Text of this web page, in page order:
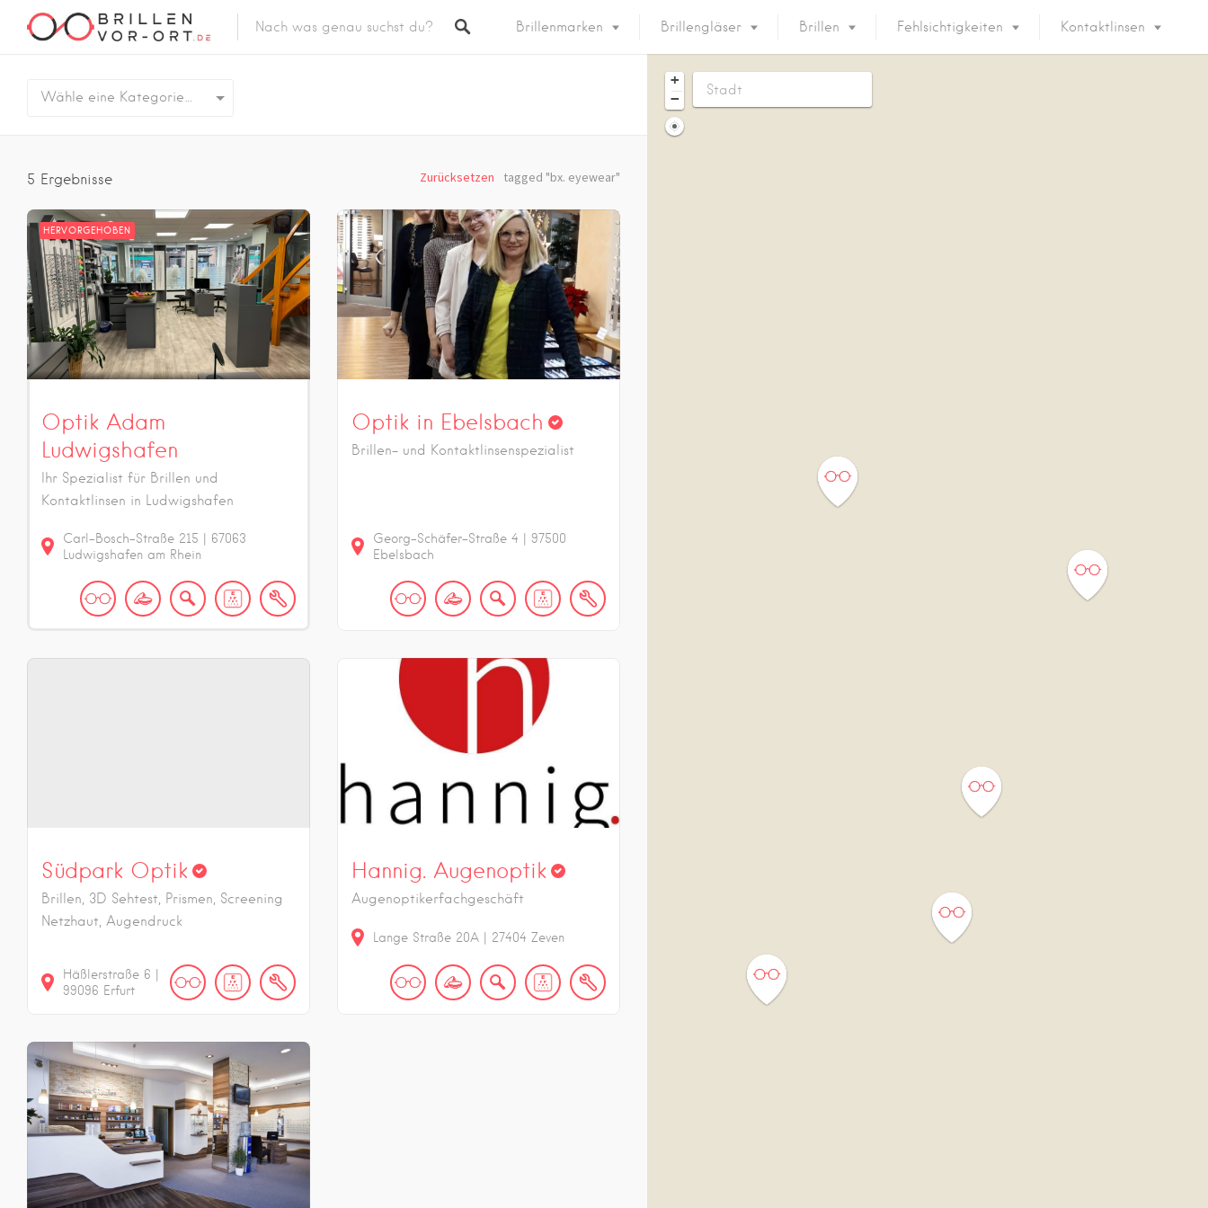
Brillenmarken Brillengläser Brillen Fehlsichtigkeiten Kontaktlinsen
Wähle eine Kategorie…
5 Ergebnisse tagged "bx. eyewear"
Zurücksetzen
HERVORGEHOBEN
Optik Adam
Ludwigshafen
Ihr Spezialist für Brillen und
Kontaktlinsen in Ludwigshafen
Carl-Bosch-Straße 215
67063
Ludwigshafen am Rhein
Optik in Ebelsbach
Brillen- und Kontaktlinsenspezialist
Georg-Schäfer-Straße 4
97500
Ebelsbach
Südpark Optik
Brillen, 3D Sehtest, Prismen, Screening
Netzhaut, Augendruck
Häßlerstraße 6
99096 Erfurt
Hannig. Augenoptik
Augenoptikerfachgeschäft
Lange Straße 20A 27404 Zeven
+
−